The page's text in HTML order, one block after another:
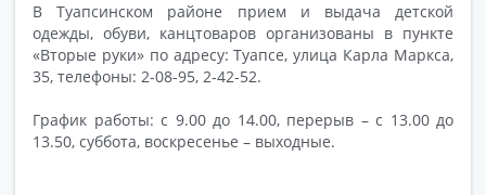
В Туапсинском районе прием и выдача детской
одежды, обуви, канцтоваров организованы в пункте
«Вторые руки» по адресу: Туапсе, улица Карла Маркса,
35, телефоны: 2-08-95, 2-42-52.
График работы: с 9.00 до 14.00, перерыв – с 13.00 до
13.50, суббота, воскресенье – выходные.